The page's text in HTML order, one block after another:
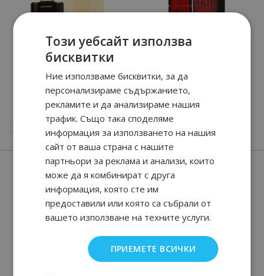
ZINO
€ / 55. лв.
21. € / 42.83лв.
HOT WATER
от 17.90 € / 35.
Нови парфюми
Този уебсайт използва
бисквитки
Ние използваме бисквитки, за да
персонализираме съдържанието,
рекламите и да анализираме нашия
трафик. Също така споделяме
информация за използването на нашия
сайт от ваша страна с нашите
партньори за реклама и анализи, които
може да я комбинират с друга
информация, която сте им
предоставили или която са събрали от
вашето използване на техните услуги.
ПРИЕМЕТЕ ВСИЧКИ